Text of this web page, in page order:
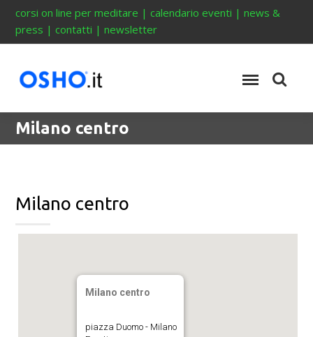
corsi on line per meditare |calendario eventi |news &
press |contatti |newsletter
Milano centro
Milano centro
Milano centro
piazza Duomo - Milano